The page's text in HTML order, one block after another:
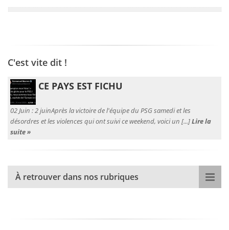
C'est vite dit !
CE PAYS EST FICHU
02 Juin :2 juinAprès la victoire de l'équipe du PSG samedi et les
désordres et les violences qui ont suivi ce weekend, voici un [...]Lire la
suite »
À retrouver dans nos rubriques